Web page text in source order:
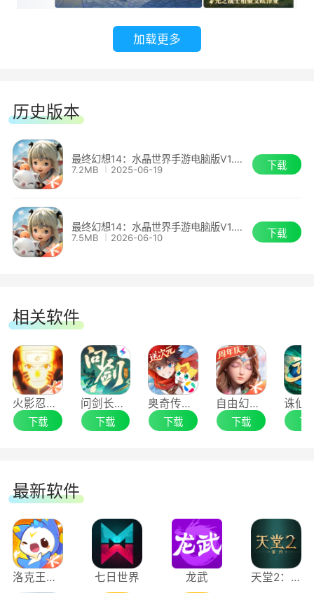
自由度转职，让每一次的冒险都充满无限可能与惊
紧张刺激的战斗只是生活的一部分。闲暇之
余，冒险者可以漫步至金碟游乐场，赛鸟逗趣、惬
意打牌;可以盖房子、开店面;参与丰富的季节活
动，感受专属艾欧泽亚的节日氛围;通过多种渠道
获取琳琅满目的时装，打造个性角色。另外，手游
首个版本开放了11种生产职业，冒险者可以选择成
4.轻松社交无拘无束，冒险之路温暖相伴
FF14手游希望打造温暖而轻松的社交氛围，
没有强制社交任务，无论是独来独往还是相伴前
行，冒险者们都能享受在艾欧泽亚的冒险生活。
可以收获真实而纯粹的友谊。在FF14手游的世界
里，玩家们不仅是冒险者，更是一个大家庭，一起
探索未知，一起分享喜悦，让艾欧泽亚因有爱而更
加美好。
加载更多
历史版本
最终幻想14：水晶世界手游电脑版V1.0.2
7.2MB 2025-06-19 下载
最终幻想14：水晶世界手游电脑版V1.0.22
7.5MB 2026-06-10 下载
相关软件
火影忍者手游电脑版
下载
问剑长生手游电脑版
下载
奥奇传说手游电脑版
下载
自由幻想手游电脑版
下载 下
最新软件
洛克王国：世界 七日世界 龙武 天堂2：盟约